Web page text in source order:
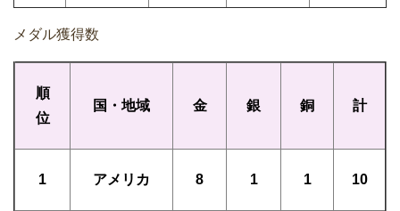
メダル獲得数
順
位
国・地域 金 銀 銅 計
1 アメリカ 8 1 1 10